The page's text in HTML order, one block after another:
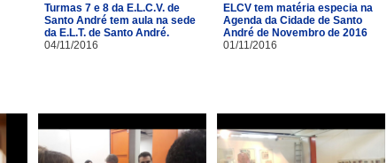
Turmas 7 e 8 da E.L.C.V. de
Santo André tem aula na sede
da E.L.T. de Santo André.
04/11/2016
ELCV tem matéria especia na
Agenda da Cidade de Santo
André de Novembro de 2016
01/11/2016